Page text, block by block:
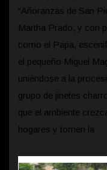
“Añoranzas de San
Martha Prado, y con
como el Papa,
el pequeño Miguel
uniéndose a la
grupo de jinetes
que el ambiente
hogares y tomen la